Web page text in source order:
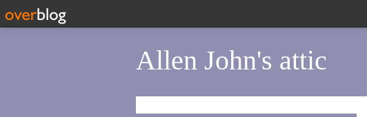
Allen John's attic